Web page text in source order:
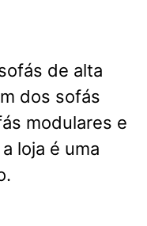
de alta
dos sofás
modulares e
loja é uma